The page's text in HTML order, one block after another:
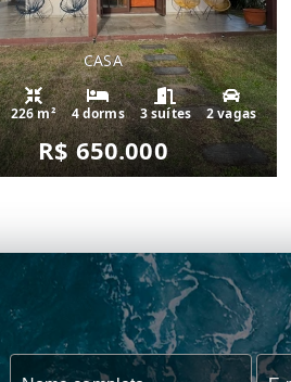
CASA
226 m² 4 dorms 3 suítes 2 vagas
R$ 650.000